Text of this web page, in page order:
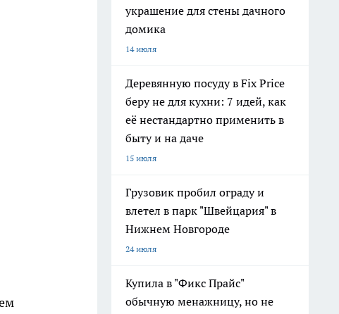
украшение для стены дачного
домика
14 июля
Деревянную посуду в Fix Price
беру не для кухни: 7 идей, как
её нестандартно применить в
быту и на даче
15 июля
Грузовик пробил ограду и
влетел в парк "Швейцария" в
Нижнем Новгороде
24 июля
Купила в "Фикс Прайс"
обычную менажницу, но не